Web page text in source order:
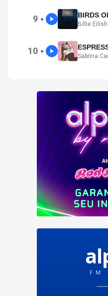
9 ● BIRDS
Billie Eilish
10 ●
Sabrina